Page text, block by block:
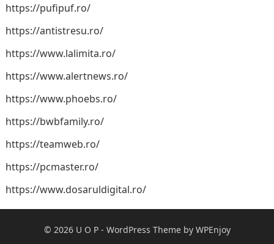
https://pufipuf.ro/
https://antistresu.ro/
https://www.lalimita.ro/
https://www.alertnews.ro/
https://www.phoebs.ro/
https://bwbfamily.ro/
https://teamweb.ro/
https://pcmaster.ro/
https://www.dosaruldigital.ro/
© 2026 U O P- WordPress Themeby WPEnjoy